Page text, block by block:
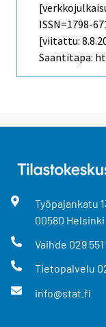
ISSN=1798-
[viitattu:
Saantitapa:
Työpajankatu
00580 Helsinki
Vaihde 029
Tietopalvelu
info@stat.fi